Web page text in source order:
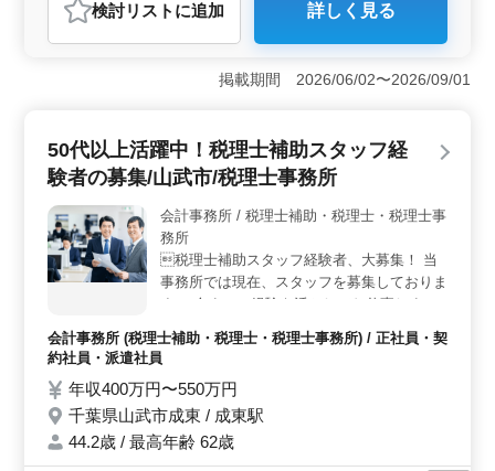
おすすめポイント
＜経験重視＞ 会計事務所経験5年以上の方を求め、税務
会計業務全般を担当します。税務申告や会計記帳代行、
経理事務など幅広い業務に携わります。経験豊富な中高
されています。月の残業はほとんどなく、繁忙期以外は
無理なくお仕事ができるように業務量が調整されていま
す。 ＜シニア世代活躍＞ 50代以上のベテラン経験
者やシニア世代の方々が活躍している企業です。経験と
スキルを存分に活かし、安定した環境でキャリアを築い
ていくチャンスです。
検討リスト に追加 詳しく見る
掲載期間 2026/06/02〜2026/09/01
50代以上活躍中！税理士補助スタッフ経
験者の募集/山武市/税理士事務所
会計事務所 / 税理士補助・税理士・税理士事
務所
税理士補助スタッフ経験者、大募集！ 当
事務所では現在、スタッフを募集しておりま
す。 今までの経験を活かしてお仕事しませ
んか？ 〜お仕事内容〜 ・法人税申告書の作
成 ・月次帳簿作成及びチェック ・決算書の
作成 ・経営計画の策定 ・個人確定申告書の
作成 など付随する業務 〜ここがポイント〜
・30代〜50代のスタッフが在籍中 ・会計
ソフト：JDL、ビズアップ発展会計、弥生会
会計事務所 (税理士補助・税理士・税理士事務所) / 正社員・契
約社員・派遣社員
年収400万円〜550万円
千葉県山武市成東 / 成東駅
44.2歳 / 最高年齢 62歳